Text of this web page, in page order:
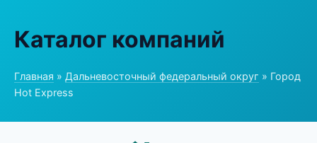
Каталог компаний
Главная » Дальневосточный федеральный округ » Город
Hot Express